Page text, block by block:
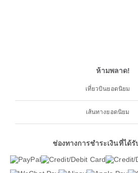
ห้ามพลาด!
เที่ยวบินยอดนิยม
เส้นทางยอดนิยม
ช่องทางการชำระเงินที่ได้